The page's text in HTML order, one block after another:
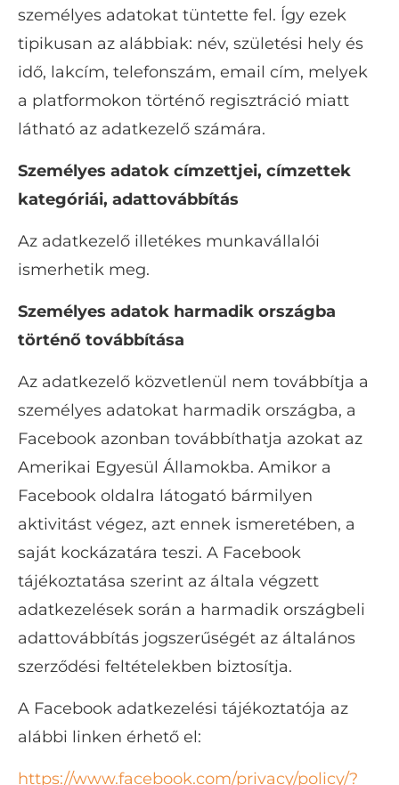
személyes adatokat tüntette fel. Így ezek
tipikusan az alábbiak: név, születési hely és
idő, lakcím, telefonszám, email cím, melyek
a platformokon történő regisztráció miatt
látható az adatkezelő számára.
Személyes adatok címzettjei, címzettek
kategóriái, adattovábbítás
Az adatkezelő illetékes munkavállalói
ismerhetik meg.
Személyes adatok harmadik országba
történő továbbítása
Az adatkezelő közvetlenül nem továbbítja a
személyes adatokat harmadik országba, a
Facebook azonban továbbíthatja azokat az
Amerikai Egyesül Államokba. Amikor a
Facebook oldalra látogató bármilyen
aktivitást végez, azt ennek ismeretében, a
saját kockázatára teszi. A Facebook
tájékoztatása szerint az általa végzett
adatkezelések során a harmadik országbeli
adattovábbítás jogszerűségét az általános
szerződési feltételekben biztosítja.
A Facebook adatkezelési tájékoztatója az
alábbi linken érhető el:
https://www.facebook.com/privacy/policy/?